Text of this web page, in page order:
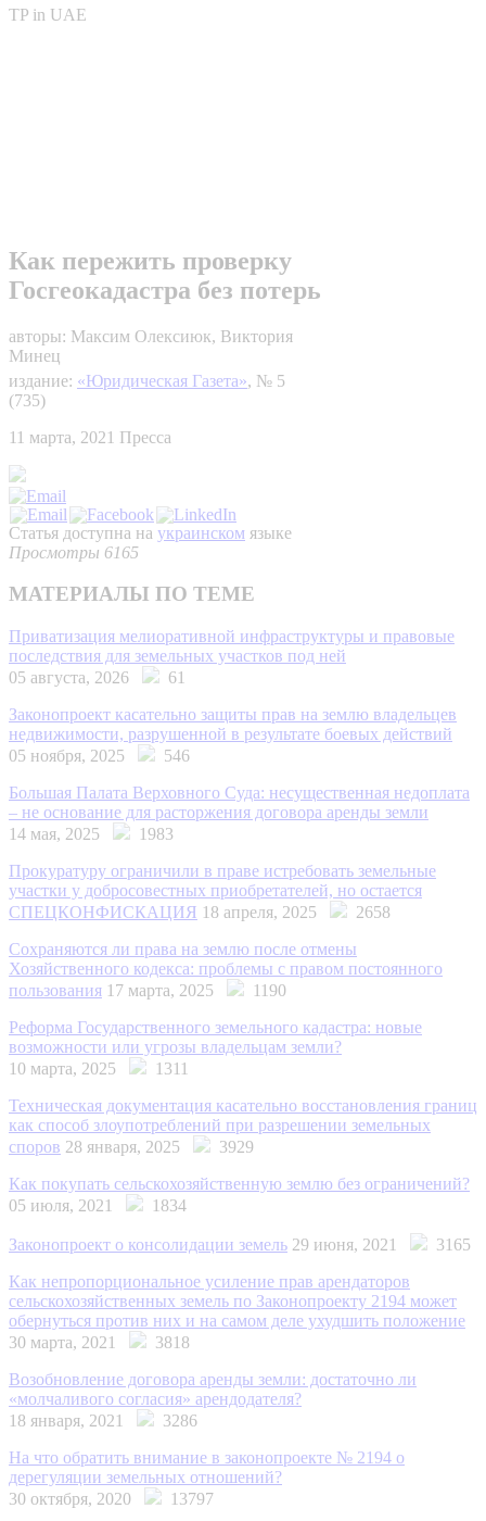
TP in UAE
Как пережить проверку
Госгеокадастра без потерь
авторы: Максим Олексиюк, Виктория
Минец
издание: «Юридическая Газета», № 5
(735)
11 марта, 2021 Пресса
Статья доступна на украинском языке
Просмотры 6165
МАТЕРИАЛЫ ПО ТЕМЕ
Приватизация мелиоративной инфраструктуры и правовые
последствия для земельных участков под ней
05 августа, 2026
61
Законопроект касательно защиты прав на землю владельцев
недвижимости, разрушенной в результате боевых действий
05 ноября, 2025
546
Большая Палата Верховного Суда: несущественная недоплата
– не основание для расторжения договора аренды земли
14 мая, 2025
1983
Прокуратуру ограничили в праве истребовать земельные
участки у добросовестных приобретателей, но остается
СПЕЦКОНФИСКАЦИЯ 18 апреля, 2025
2658
Сохраняются ли права на землю после отмены
Хозяйственного кодекса: проблемы с правом постоянного
пользования 17 марта, 2025
1190
Реформа Государственного земельного кадастра: новые
возможности или угрозы владельцам земли?
10 марта, 2025
1311
Техническая документация касательно восстановления границ
как способ злоупотреблений при разрешении земельных
споров 28 января, 2025
3929
Как покупать сельскохозяйственную землю без ограничений?
05 июля, 2021
1834
Законопроект о консолидации земель 29 июня, 2021
3165
Как непропорциональное усиление прав арендаторов
сельскохозяйственных земель по Законопроекту 2194 может
обернуться против них и на самом деле ухудшить положение
30 марта, 2021
3818
Возобновление договора аренды земли: достаточно ли
«молчаливого согласия» арендодателя?
18 января, 2021
3286
На что обратить внимание в законопроекте № 2194 о
дерегуляции земельных отношений?
30 октября, 2020
13797